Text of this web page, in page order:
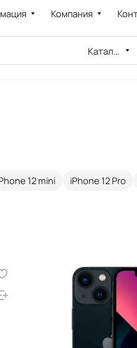
Компания
Каталог
12 mini iPhone 12 Pro